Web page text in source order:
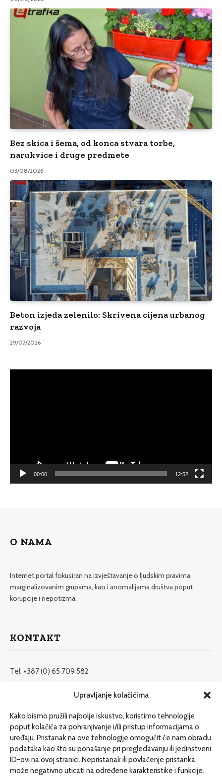
Upravljanje kolačićima
Kako bismo pružili najbolje iskustvo, koristimo tehnologije
poput kolačića za pohranjivanje i/ili pristup informacijama o
uređaju. Pristanak na ove tehnologije omogućit će nam obradu
podataka kao što su ponašanje pri pregledavanju ili jedinstveni
ID-ovi na ovoj stranici. Nepristanak ili povlačenje pristanka
može negativno uticati na određene karakteristike i funkcije.
Bez skica i šema, od konca stvara torbe,
narukvice i druge predmete
03/08/2026
Beton izjeda zelenilo: Skrivena cijena urbanog
razvoja
29/07/2026
00:00 12:52
O NAMA
Internet portal fokusiran na izvještavanje o ljudskim pravima,
marginalizovanim grupama, kao i anomalijama društva poput
korupcije i nepotizma.
KONTAKT
Tel: +387 (0) 65 709 582
redakcija@etrafika.net
Dosije
Drugi pišu
Društvo